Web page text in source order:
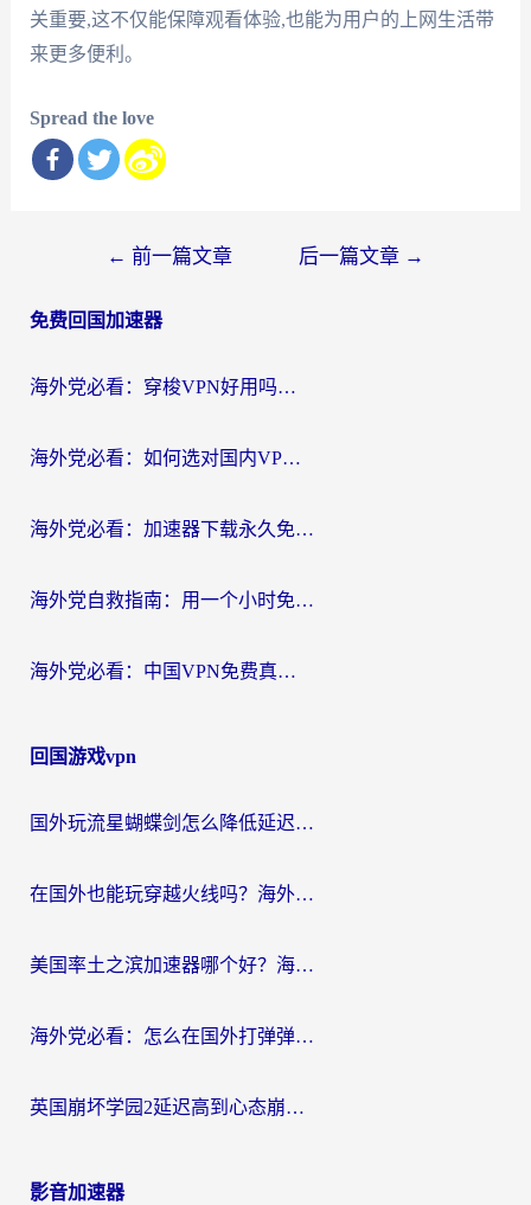
关重要,这不仅能保障观看体验,也能为用户的上网生活带
来更多便利。
Spread the love
导
← 前一篇文章 后一篇文章 →
免费回国加速器
海外党必看：穿梭VPN好用吗？和云帆VPN对比哪个回国效果更好？附真实测评+避坑指南
海外党必看：如何选对国内VPN，实现无缝访问国内资源？
海外党必看：加速器下载永久免费版真的存在吗？教你无缝访问国内资源的正确姿势
海外党自救指南：用一个小时免费加速器，轻松打破国内资源访问壁垒？
海外党必看：中国VPN免费真的靠谱吗？手把手教你选对回国加速器
回国游戏vpn
国外玩流星蝴蝶剑怎么降低延迟？海外党必看的加速秘籍（含欧洲鸣潮&彩虹岛优化攻略）
在国外也能玩穿越火线吗？海外玩家国服游戏畅玩终极指南
美国率土之滨加速器哪个好？海外党国服游戏畅玩终极指南（附多游戏解决方案）
海外党必看：怎么在国外打弹弹堂不卡？番茄加速器亲测指南
英国崩坏学园2延迟高到心态崩？海外党国服游戏加速终极指南
影音加速器